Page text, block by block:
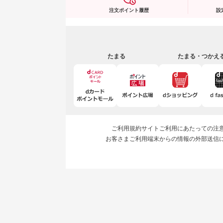
注文ポイント履歴 設
たまる たまる・つかえ
ご利用規約サイトご利用にあたっての注
お客さまご利用端末からの情報の外部送信